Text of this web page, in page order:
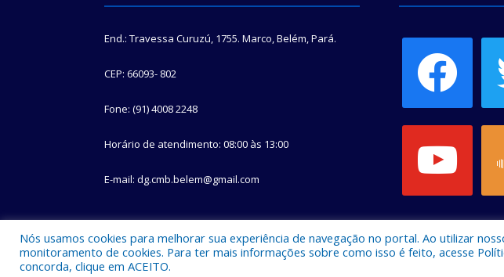
End.: Travessa Curuzú, 1755. Marco, Belém, Pará.
CEP: 66093- 802
Fone: (91) 4008 2248
Horário de atendimento: 08:00 às 13:00
E-mail: dg.cmb.belem@gmail.com
Nós usamos cookies para melhorar sua experiência de navegação no portal. Ao utilizar
monitoramento de cookies. Para ter mais informações sobre como isso é feito, acesse
concorda, clique em ACEITO.